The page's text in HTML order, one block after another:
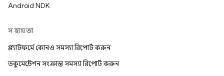
Android NDK
সহায়তা
প্ল্যাটফর্মে কোনও সমস্যা রিপোর্ট করুন
ডকুমেন্টেশন সংক্রান্ত সমস্যা রিপোর্ট করুন